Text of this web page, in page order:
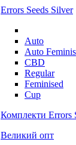
Errors Seeds Silver
Auto
Auto
CBD
Regular
Feminised
Cup
Комплекти Errors
Великий опт